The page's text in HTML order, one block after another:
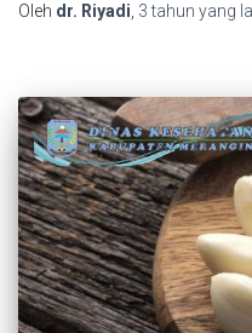
Oleh dr. Riyadi, 3 tahun yang